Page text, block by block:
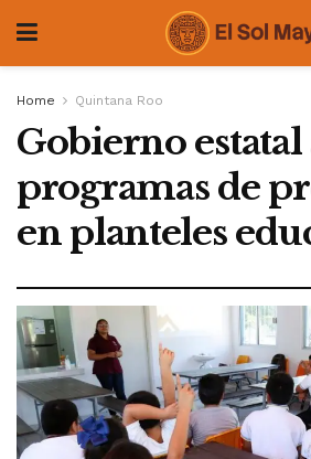
Home Quintana Roo
Gobierno
programas de
en planteles